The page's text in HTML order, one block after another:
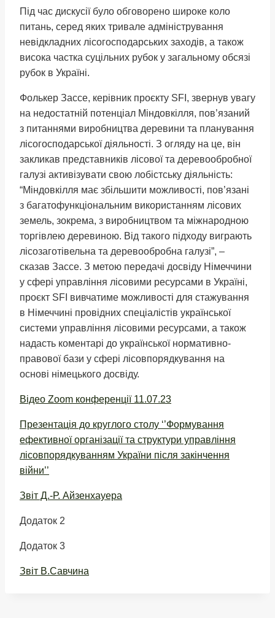
Під час дискусії було обговорено широке коло
питань, серед яких тривале адміністрування
невідкладних лісогосподарських заходів, а також
висока частка суцільних рубок у загальному обсязі
рубок в Україні.
Фолькер Зассе, керівник проєкту SFI, звернув увагу
на недостатній потенціал Міндовкілля, пов’язаний
з питаннями виробництва деревини та планування
лісогосподарської діяльності. З огляду на це, він
закликав представників лісової та деревообробної
галузі активізувати свою лобістську діяльність:
“Міндовкілля має збільшити можливості, пов’язані
з багатофункціональним використанням лісових
земель, зокрема, з виробництвом та міжнародною
торгівлею деревиною. Від такого підходу виграють
лісозаготівельна та деревообробна галузі”, –
сказав Зассе. З метою передачі досвіду Німеччини
у сфері управління лісовими ресурсами в Україні,
проєкт SFI вивчатиме можливості для стажування
в Німеччині провідних спеціалістів української
системи управління лісовими ресурсами, а також
надасть коментарі до української нормативно-
правової бази у сфері лісовпорядкування на
основі німецького досвіду.
Відео Zoom конференції 11.07.23
Презентація до круглого столу ‘’Формування
ефективної організації та структури управління
лісовпорядкуванням України після закінчення
війни’’
Звіт Д.-Р. Айзенхауера
Додаток 2
Додаток 3
Звіт В.Савчина